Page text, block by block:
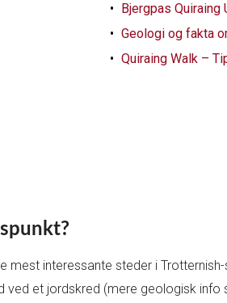
Bjergpas
Geologi og fakta
Quiraing Walk –
mest interessante steder i
et jordskred (mere geologisk